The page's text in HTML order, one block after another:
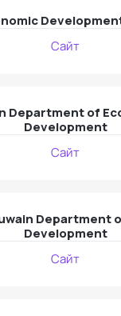
Сайт
Department of
Development
Сайт
Department
Development
Сайт